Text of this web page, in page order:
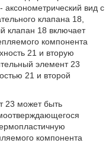
аксонометрический вид с
клапана 18,
клапан 18 включает
компонента
21 и вторую
элемент 23
21 и второй
23 может быть
компонента